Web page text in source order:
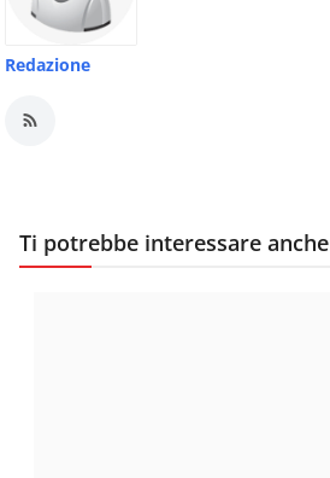
Redazione
Ti potrebbe interessare anche